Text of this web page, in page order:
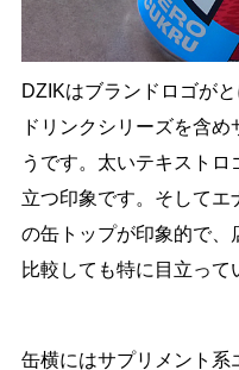
DZIKはブランドロゴが
ドリンクシリーズを含
うです。太いテキスト
立つ印象です。そして
の缶トップが印象的で、
比較しても特に目立って
缶横にはサプリメント系